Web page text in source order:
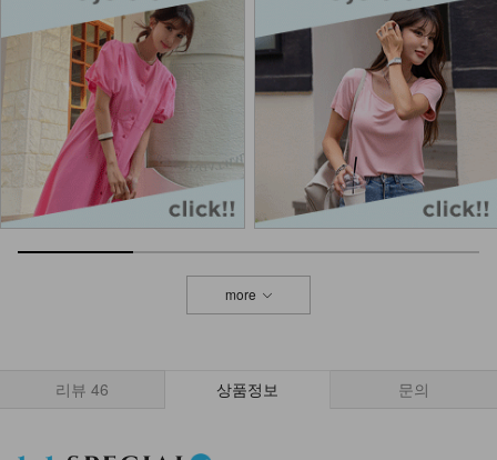
7,900
DM23-AC-10/클립 체인 팔찌
12,900
more
리뷰 46 상품정보 문의